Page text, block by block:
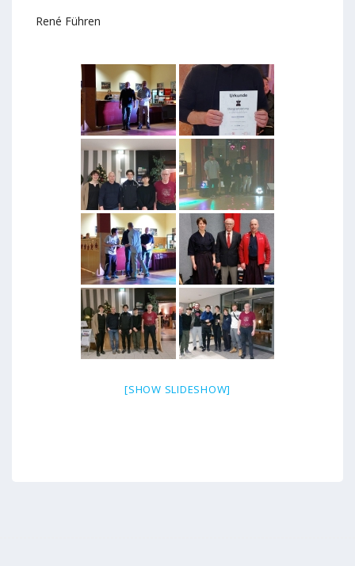
René Führen
[SHOW SLIDESHOW]